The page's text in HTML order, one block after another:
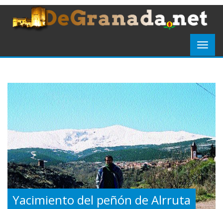
Yacimiento del peñón de Alrruta